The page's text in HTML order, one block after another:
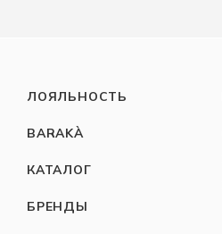
ЛОЯЛЬНОСТЬ
BARAKÀ
КАТАЛОГ
БРЕНДЫ